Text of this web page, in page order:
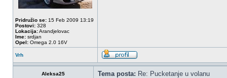
Pridružio se: 15 Feb 2009 13:19
Postovi: 328
Lokacija:Arandjelovac
Ime: srdjan
Opel: Omega 2.0 16V
Vrh
Aleksa25 Tema posta: Re: Pucketanje u volanu